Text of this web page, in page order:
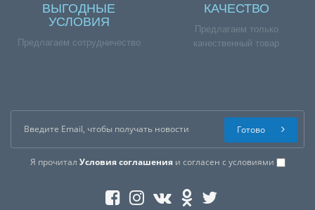
ВЫГОДНЫЕ
УСЛОВИЯ
Предлагаем сотрудничество
КАЧЕСТВО
Предлагаем только
качественный товар
Я прочитал Условия соглашенияи согласен с условиями
Готово